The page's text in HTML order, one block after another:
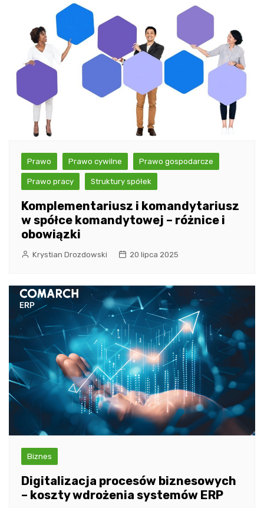
Prawo Prawo cywilne Prawo gospodarcze
Prawo pracy Struktury spółek
Komplementariusz i komandytariusz
w spółce komandytowej – różnice i
obowiązki
Krystian Drozdowski 20 lipca 2025
Biznes
Digitalizacja procesów biznesowych
– koszty wdrożenia systemów ERP